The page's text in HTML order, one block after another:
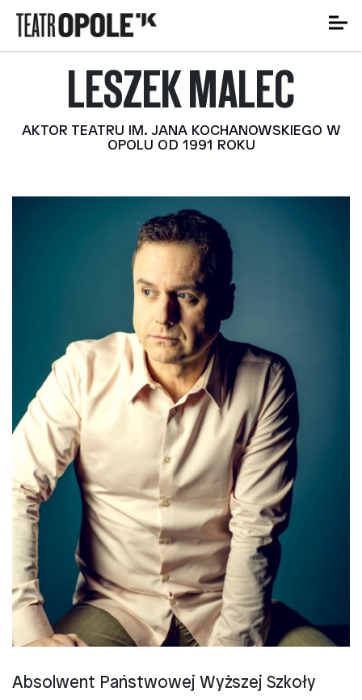
LESZEK MALEC
AKTOR TEATRU IM. JANA KOCHANOWSKIEGO W
OPOLU OD 1991 ROKU
Absolwent Państwowej Wyższej Szkoły